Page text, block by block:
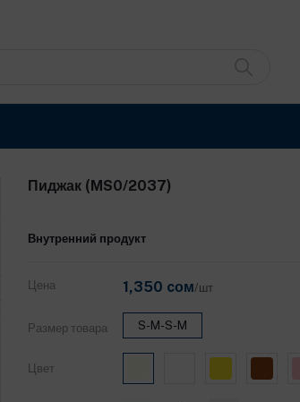
Пиджак (MS0/2037)
Внутренний продукт
Цена 1,350 cом/шт
Размер товара S-M-S-M
Цвет